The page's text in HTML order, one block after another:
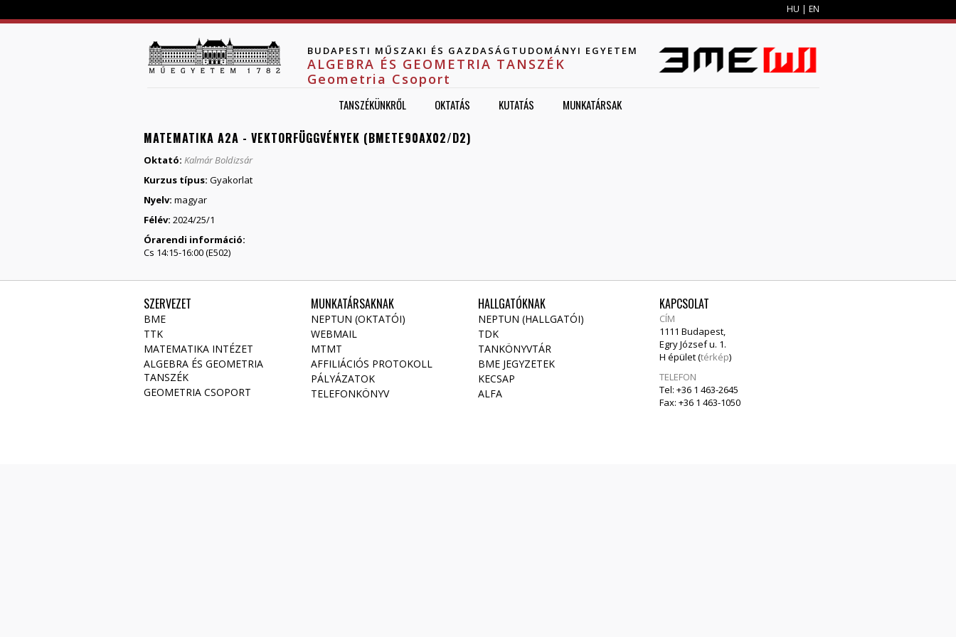
HU | EN
BUDAPESTI MŰSZAKI ÉS GAZDASÁGTUDOMÁNYI EGYETEM
ALGEBRA ÉS GEOMETRIA TANSZÉK
Geometria Csoport
TANSZÉKÜNKRŐL OKTATÁS KUTATÁS MUNKATÁRSAK
MATEMATIKA A2A - VEKTORFÜGGVÉNYEK (BMETE90AX02/D2)
Oktató: Kalmár Boldizsár
Kurzus típus: Gyakorlat
Nyelv: magyar
Félév: 2024/25/1
Órarendi információ:
Cs 14:15-16:00 (E502)
SZERVEZET
BME
TTK
MATEMATIKA INTÉZET
ALGEBRA ÉS GEOMETRIA
TANSZÉK
GEOMETRIA CSOPORT
MUNKATÁRSAKNAK
NEPTUN (OKTATÓI)
WEBMAIL
MTMT
AFFILIÁCIÓS PROTOKOLL
PÁLYÁZATOK
TELEFONKÖNYV
HALLGATÓKNAK
NEPTUN (HALLGATÓI)
TDK
TANKÖNYVTÁR
BME JEGYZETEK
KECSAP
ALFA
KAPCSOLAT
CÍM
1111 Budapest,
Egry József u. 1.
H épület (térkép)
TELEFON
Tel: +36 1 463-2645
Fax: +36 1 463-1050